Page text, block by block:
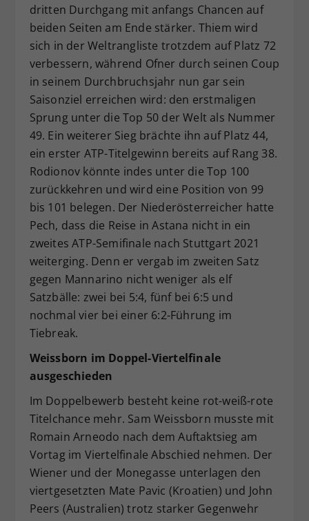
dritten Durchgang mit anfangs Chancen auf
beiden Seiten am Ende stärker. Thiem wird
sich in der Weltrangliste trotzdem auf Platz 72
verbessern, während Ofner durch seinen Coup
in seinem Durchbruchsjahr nun gar sein
Saisonziel erreichen wird: den erstmaligen
Sprung unter die Top 50 der Welt als Nummer
49. Ein weiterer Sieg brächte ihn auf Platz 44,
ein erster ATP-Titelgewinn bereits auf Rang 38.
Rodionov könnte indes unter die Top 100
zurückkehren und wird eine Position von 99
bis 101 belegen. Der Niederösterreicher hatte
Pech, dass die Reise in Astana nicht in ein
zweites ATP-Semifinale nach Stuttgart 2021
weiterging. Denn er vergab im zweiten Satz
gegen Mannarino nicht weniger als elf
Satzbälle: zwei bei 5:4, fünf bei 6:5 und
nochmal vier bei einer 6:2-Führung im
Tiebreak.
Weissborn im Doppel-Viertelfinale
ausgeschieden
Im Doppelbewerb besteht keine rot-weiß-rote
Titelchance mehr. Sam Weissborn musste mit
Romain Arneodo nach dem Auftaktsieg am
Vortag im Viertelfinale Abschied nehmen. Der
Wiener und der Monegasse unterlagen den
viertgesetzten Mate Pavic (Kroatien) und John
Peers (Australien) trotz starker Gegenwehr